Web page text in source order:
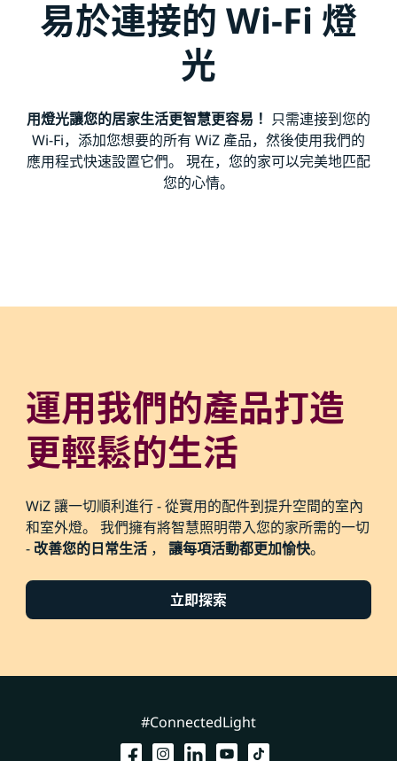
易於連接的 Wi-Fi 燈
光
用燈光讓您的居家生活更智慧更容易！ 只需連接到您的
Wi-Fi，添加您想要的所有 WiZ 產品，然後使用我們的
應用程式快速設置它們。 現在，您的家可以完美地匹配
您的心情。
運用我們的產品打造
更輕鬆的生活
WiZ 讓一切順利進行 - 從實用的配件到提升空間的室內
和室外燈。 我們擁有將智慧照明帶入您的家所需的一切
- 改善您的日常生活， 讓每項活動都更加愉快。
立即探索
#ConnectedLight